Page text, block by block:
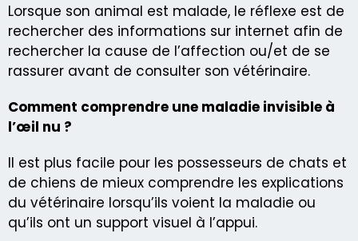
Lorsque son animal est malade, le réflexe est de
rechercher des informations sur internet afin de
rechercher la cause de l’affection ou/et de se
rassurer avant de consulter son vétérinaire.
Comment comprendre une maladie invisible à
l’œil nu ?
Il est plus facile pour les possesseurs de chats et
de chiens de mieux comprendre les explications
du vétérinaire lorsqu’ils voient la maladie ou
qu’ils ont un support visuel à l’appui.